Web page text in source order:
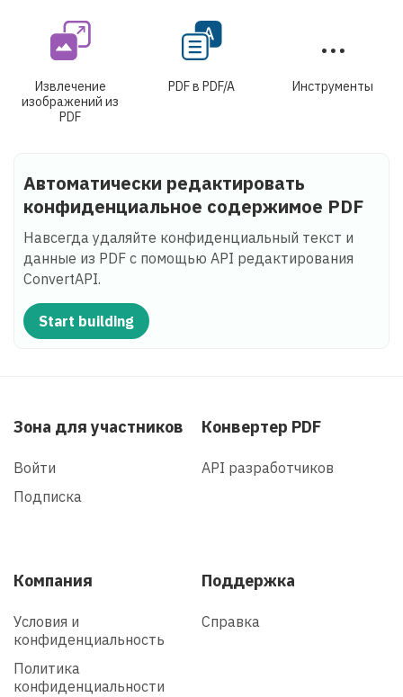
Извлечение
изображений из
PDF
PDF в PDF/A Инструменты
Автоматически редактировать
конфиденциальное содержимое PDF
Навсегда удаляйте конфиденциальный текст и
данные из PDF с помощью API редактирования
ConvertAPI.
Start building
Зона для участников
Войти
Подписка
Конвертер PDF
API разработчиков
Компания
Условия и
конфиденциальность
Политика
конфиденциальности
Поддержка
Справка